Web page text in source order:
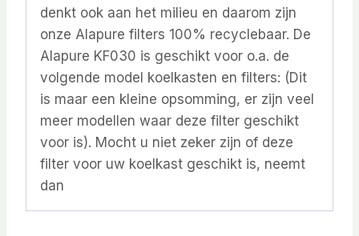
denkt ook aan het milieu en daarom zijn
onze Alapure filters 100% recyclebaar. De
Alapure KF030 is geschikt voor o.a. de
volgende model koelkasten en filters: (Dit
is maar een kleine opsomming, er zijn veel
meer modellen waar deze filter geschikt
voor is). Mocht u niet zeker zijn of deze
filter voor uw koelkast geschikt is, neemt
dan